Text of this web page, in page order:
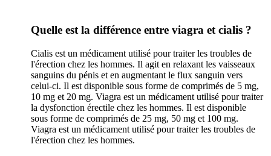
Quelle est la différence entre viagra et cialis ?
Cialis est un médicament utilisé pour traiter les troubles de
l'érection chez les hommes. Il agit en relaxant les vaisseaux
sanguins du pénis et en augmentant le flux sanguin vers
celui-ci. Il est disponible sous forme de comprimés de 5 mg,
10 mg et 20 mg. Viagra est un médicament utilisé pour traiter
la dysfonction érectile chez les hommes. Il est disponible
sous forme de comprimés de 25 mg, 50 mg et 100 mg.
Viagra est un médicament utilisé pour traiter les troubles de
l'érection chez les hommes.